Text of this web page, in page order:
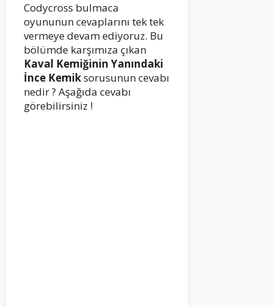
Codycross bulmaca
oyununun cevaplarını tek tek
vermeye devam ediyoruz. Bu
bölümde karşımıza çıkan
Kaval Kemiğinin Yanındaki
İnce Kemiksorusunun cevabı
nedir ? Aşağıda cevabı
görebilirsiniz !